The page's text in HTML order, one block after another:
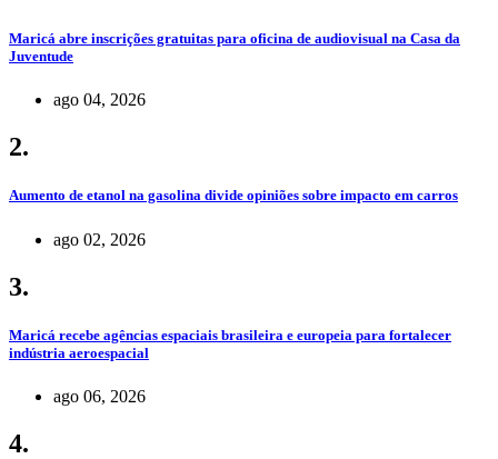
Maricá abre inscrições gratuitas para oficina de audiovisual na Casa da
Juventude
ago 04, 2026
2.
Aumento de etanol na gasolina divide opiniões sobre impacto em carros
ago 02, 2026
3.
Maricá recebe agências espaciais brasileira e europeia para fortalecer
indústria aeroespacial
ago 06, 2026
4.